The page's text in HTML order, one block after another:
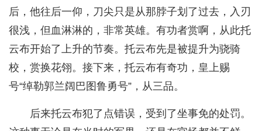
后，他往后一仰，刀尖只是从那脖子划了过去，入刃
很浅，但血淋淋的，非常英雄。有功者赏啊，从此托
云布开始了上升的节奏。托云布先是被提升为骁骑
校，赏换花翎。接下来，托云布有奇功，皇上赐
号“绰勒郭兰阔巴图鲁勇号”，从三品。
后来托云布犯了点错误，受到了坐事免的处罚。